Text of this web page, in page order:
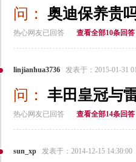
问： 奥迪保养贵
热心网友已回答 查看全部10条回答
linjianhua3736 发表于：2015-01-31
问： 丰田皇冠与
热心网友已回答 查看全部14条回答
sun_xp 发表于：2014-12-15 14:30:00